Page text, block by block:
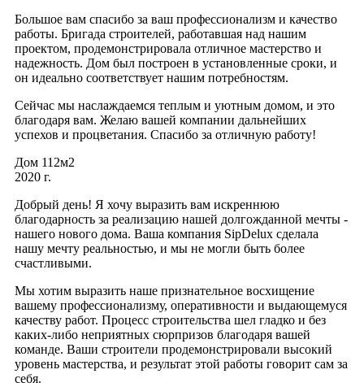
Большое вам спасибо за ваш профессионализм и качество
работы. Бригада строителей, работавшая над нашим
проектом, продемонстрировала отличное мастерство и
надежность. Дом был построен в установленные сроки, и
он идеально соответствует нашим потребностям.
Сейчас мы наслаждаемся теплым и уютным домом, и это
благодаря вам. Желаю вашей компании дальнейших
успехов и процветания. Спасибо за отличную работу!
Дом 112м2
2020 г.
Добрый день! Я хочу выразить вам искреннюю
благодарность за реализацию нашей долгожданной мечты -
нашего нового дома. Ваша компания SipDelux сделала
нашу мечту реальностью, и мы не могли быть более
счастливыми.
Мы хотим выразить наше признательное восхищение
вашему профессионализму, оперативности и выдающемуся
качеству работ. Процесс строительства шел гладко и без
каких-либо неприятных сюрпризов благодаря вашей
команде. Ваши строители продемонстрировали высокий
уровень мастерства, и результат этой работы говорит сам за
себя.